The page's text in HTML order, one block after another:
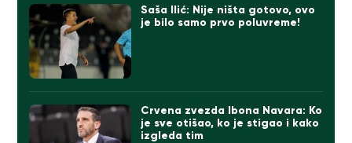
Saša Ilić: Nije ništa gotovo, ovo
je bilo samo prvo poluvreme!
Crvena zvezda Ibona Navara: Ko
je sve otišao, ko je stigao i kako
izgleda tim